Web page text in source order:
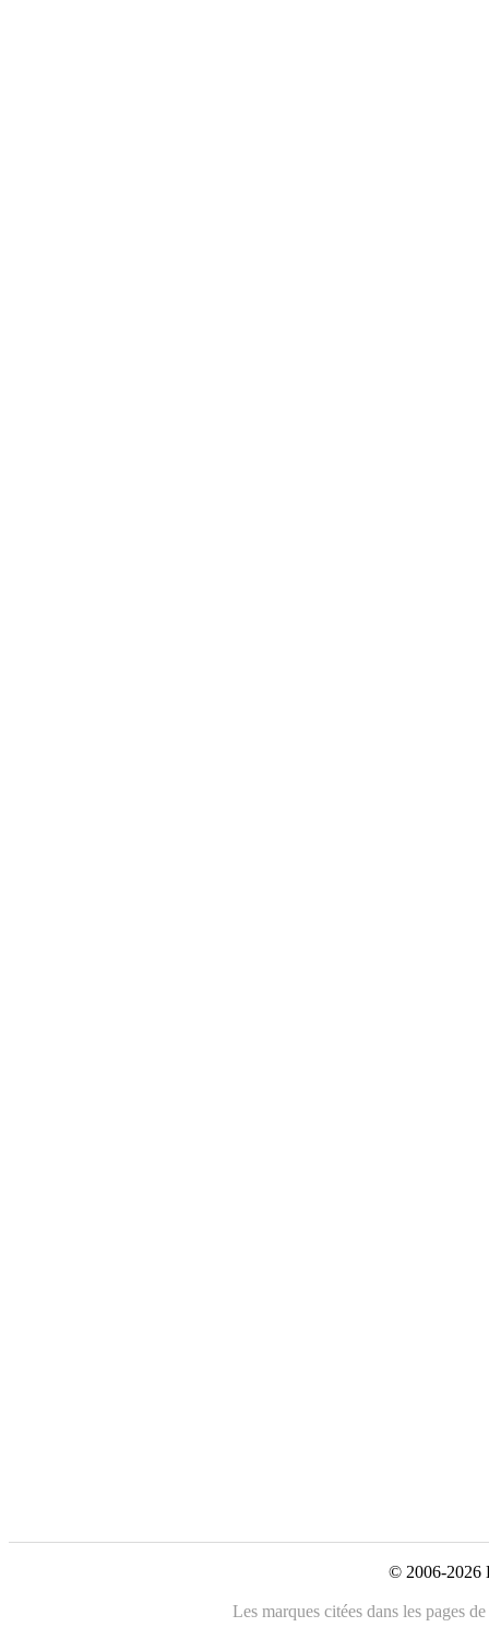
© 2006-2026
Les marques citées dans les pages